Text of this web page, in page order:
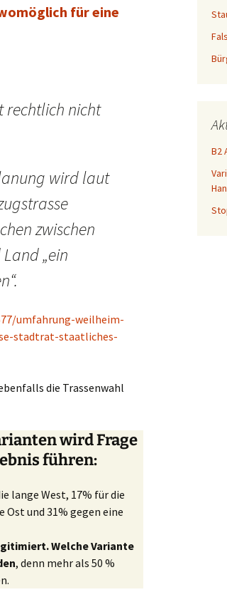
für eine
rechtlich nicht
wird laut
zwischen
„ein
umfahrung-weilheim-
stadtrat-staatliches-
die Trassenwahl
wird Frage
führen:
lange West, 17% für die
Ost und 31% gegen eine
Welche Variante
, denn mehr als 50 %
B2